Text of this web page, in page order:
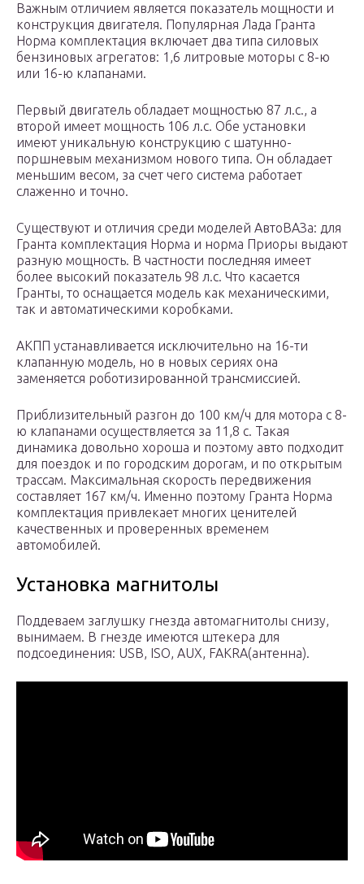
Важным отличием является показатель мощности и
конструкция двигателя. Популярная Лада Гранта
Норма комплектация включает два типа силовых
бензиновых агрегатов: 1,6 литровые моторы с 8-ю
или 16-ю клапанами.
Первый двигатель обладает мощностью 87 л.с., а
второй имеет мощность 106 л.с. Обе установки
имеют уникальную конструкцию с шатунно-
поршневым механизмом нового типа. Он обладает
меньшим весом, за счет чего система работает
слаженно и точно.
Существуют и отличия среди моделей АвтоВАЗа: для
Гранта комплектация Норма и норма Приоры выдают
разную мощность. В частности последняя имеет
более высокий показатель 98 л.с. Что касается
Гранты, то оснащается модель как механическими,
так и автоматическими коробками.
АКПП устанавливается исключительно на 16-ти
клапанную модель, но в новых сериях она
заменяется роботизированной трансмиссией.
Приблизительный разгон до 100 км/ч для мотора с 8-
ю клапанами осуществляется за 11,8 с. Такая
динамика довольно хороша и поэтому авто подходит
для поездок и по городским дорогам, и по открытым
трассам. Максимальная скорость передвижения
составляет 167 км/ч. Именно поэтому Гранта Норма
комплектация привлекает многих ценителей
качественных и проверенных временем
автомобилей.
Установка магнитолы
Поддеваем заглушку гнезда автомагнитолы снизу,
вынимаем. В гнезде имеются штекера для
подсоединения: USB, ISO, AUX, FAKRA(антенна).